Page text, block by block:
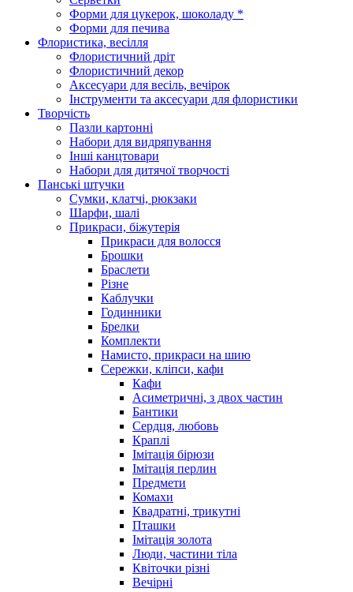
Форми для цукерок, шоколаду *
Форми для печива
Флористика, весілля
Флористичний дріт
Флористичний декор
Аксесуари для весіль, вечірок
Інструменти та аксесуари для флористики
Творчість
Пазли картонні
Набори для видряпування
Інші канцтовари
Набори для дитячої творчості
Панські штучки
Сумки, клатчі, рюкзаки
Шарфи, шалі
Прикраси, біжутерія
Прикраси для волосся
Брошки
Браслети
Різне
Каблучки
Годинники
Брелки
Комплекти
Намисто, прикраси на шию
Сережки, кліпси, кафи
Кафи
Асиметричні, з двох частин
Бантики
Сердця, любовь
Краплі
Імітація бірюзи
Імітація перлин
Предмети
Комахи
Квадратні, трикутні
Пташки
Імітація золота
Люди, частини тіла
Квіточки різні
Вечірні